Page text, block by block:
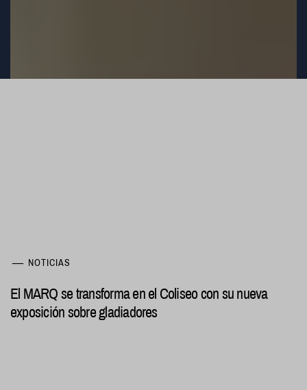
NOTICIAS
El MARQ se transforma en el Coliseo con su nueva
exposición sobre gladiadores